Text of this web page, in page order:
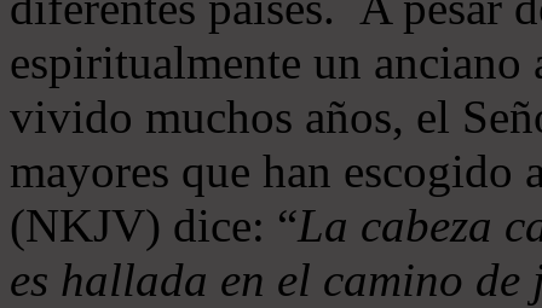
espiritualmente un
vivido muchos años, el
mayores que han
(NKJV) dice: “La cabeza
es hallada en el camino de